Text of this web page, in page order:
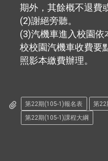
期外，其餘概不退費
(2)謝絕旁聽。
(3)汽機車進入校園依
校校園汽機車收費要
照影本繳費辦理。
第22期(105-1)報名表
第22
第22期(105-1)課程大綱